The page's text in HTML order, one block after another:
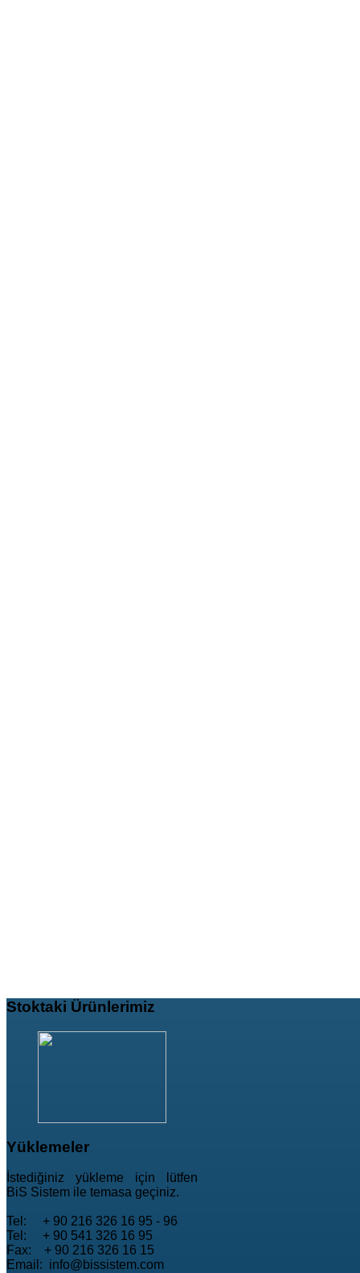
Stoktaki Ürünlerimiz
Yüklemeler
İstediğiniz yükleme için lütfen
BiS Sistem ile temasa geçiniz.
Tel: + 90 216 326 16 95 - 96
Tel: + 90 541 326 16 95
Fax: + 90 216 326 16 15
Email: info@bissistem.com